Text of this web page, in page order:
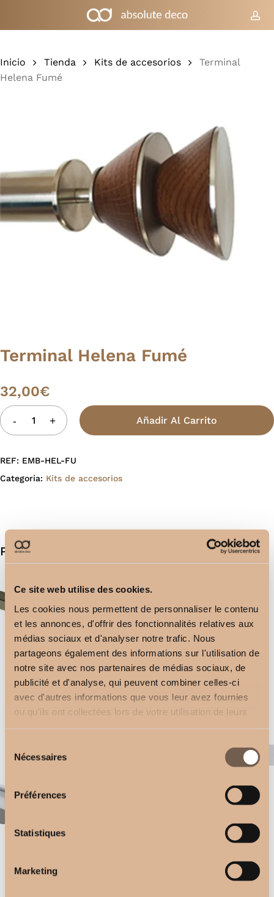
Ce site web utilise des cookies.
Les cookies nous permettent de personnaliser le contenu
et les annonces, d'offrir des fonctionnalités relatives aux
médias sociaux et d'analyser notre trafic. Nous
partageons également des informations sur l'utilisation de
notre site avec nos partenaires de médias sociaux, de
publicité et d'analyse, qui peuvent combiner celles-ci
avec d'autres informations que vous leur avez fournies
ou qu'ils ont collectées lors de votre utilisation de leurs
Nécessaires
Préférences
Statistiques
Marketing
Carrito Cerrar
Inicio Tienda Kits de accesorios
Terminal
Helena Fumé
Terminal Helena Fumé
32,00€
Añadir Al Carrito
REF: EMB-HEL-FU
Categoría: Kits de accesorios
Productos relacionados
Rectangular 11cm
2,50€
Soporte Techo Riel Luna
Rectangular Doble